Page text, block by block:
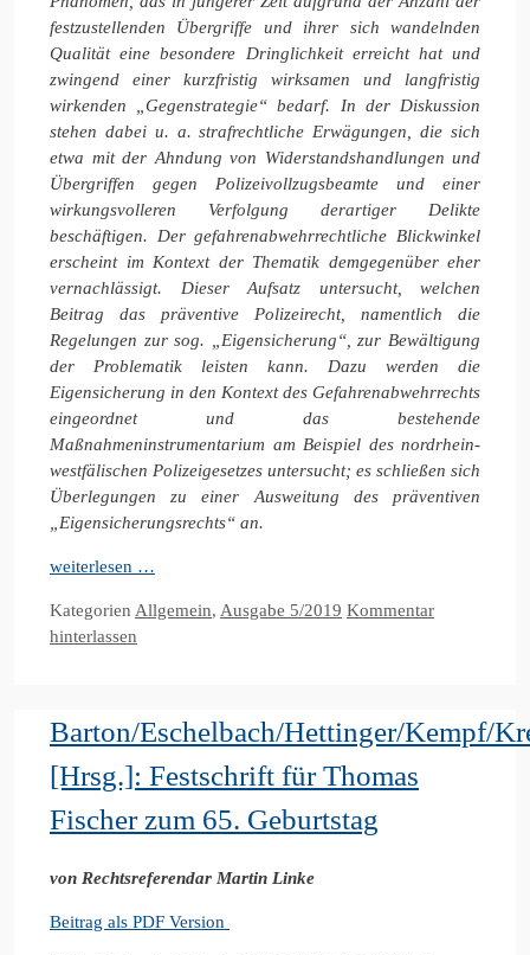
festzustellenden Übergriffe und ihrer sich wandelnden
Qualität eine besondere Dringlichkeit erreicht hat und
zwingend einer kurzfristig wirksamen und langfristig
wirkenden „Gegenstrategie“ bedarf. In der Diskussion
stehen dabei u. a. strafrechtliche Erwägungen, die sich
etwa mit der Ahndung von Widerstandshandlungen und
Übergriffen gegen Polizeivollzugsbeamte und einer
wirkungsvolleren Verfolgung derartiger Delikte
beschäftigen. Der gefahrenabwehrrechtliche Blickwinkel
erscheint im Kontext der Thematik demgegenüber eher
vernachlässigt. Dieser Aufsatz untersucht, welchen
Beitrag das präventive Polizeirecht, namentlich die
Regelungen zur sog. „Eigensicherung“, zur Bewältigung
der Problematik leisten kann. Dazu werden die
Eigensicherung in den Kontext des Gefahrenabwehrrechts
eingeordnet und das bestehende
Maßnahmeninstrumentarium am Beispiel des nordrhein-
westfälischen Polizeigesetzes untersucht; es schließen sich
Überlegungen zu einer Ausweitung des präventiven
„Eigensicherungsrechts“ an.
weiterlesen …
Kategorien Allgemein, Ausgabe 5/2019 Kommentar
hinterlassen
Barton/Eschelbach/Hettinger/Kempf/
[Hrsg.]: Festschrift für Thomas
Fischer zum 65. Geburtstag
von Rechtsreferendar Martin Linke
Beitrag als PDF Version